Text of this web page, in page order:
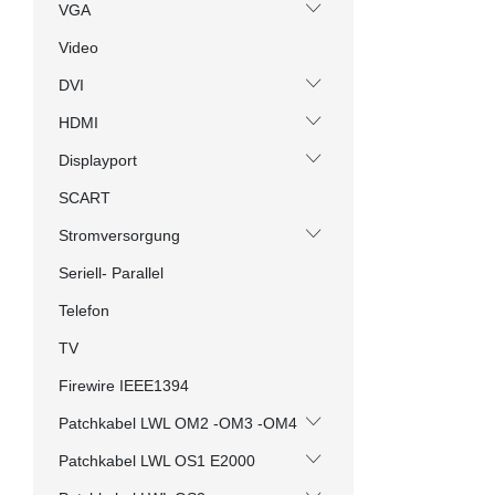
VGA
Video
DVI
HDMI
Displayport
SCART
Stromversorgung
Seriell- Parallel
Telefon
TV
Firewire IEEE1394
Patchkabel LWL OM2 -OM3 -OM4
Patchkabel LWL OS1 E2000